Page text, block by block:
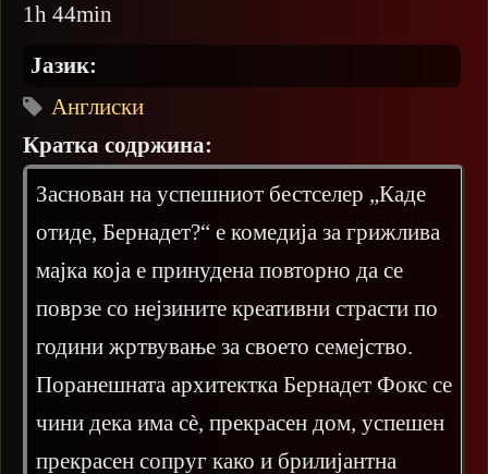
1h 44min
Јазик:
Англиски
Кратка содржина:
Заснован на успешниот бестселер „Каде
отиде, Бернадет?“ е комедија за грижлива
мајка која е принудена повторно да се
поврзе со нејзините креативни страсти по
години жртвување за своето семејство.
Поранешната архитектка Бернадет Фокс се
чини дека има сè, прекрасен дом, успешен
прекрасен сопруг како и брилијантна